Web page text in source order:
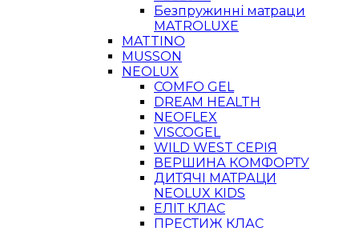
Безпружинні матраци
MATROLUXE
MATTINO
MUSSON
NEOLUX
COMFO GEL
DREAM HEALTH
NEOFLEX
VISCOGEL
WILD WEST СЕРІЯ
ВЕРШИНА КОМФОРТУ
ДИТЯЧІ МАТРАЦИ
NEOLUX KIDS
ЕЛІТ КЛАС
ПРЕСТИЖ КЛАС